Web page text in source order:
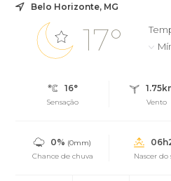
Belo Horizonte, MG
17°
16°
Sensação Vento
0% (0mm)
Chance de chuva
Nascer do